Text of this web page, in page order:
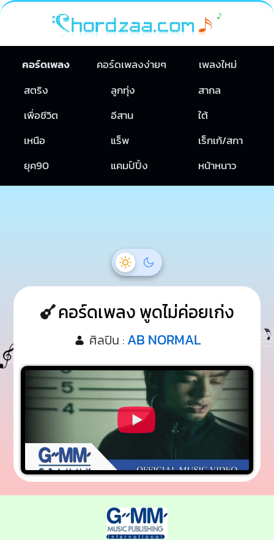
คอร์ดเพลง คอร์ดเพลงง่ายๆ
เพลงใหม่
สตริง
ลูกทุ่ง
สากล
เพื่อชีวิต
อีสาน
ใต้
เหนือ
แร็พ
เร็กเก้/สกา
ยุค90
แคมป์ปิ้ง หน้าหนาว
คอร์ดเพลง พูดไม่ค่อยเก่ง
ศิลปิน : AB NORMAL